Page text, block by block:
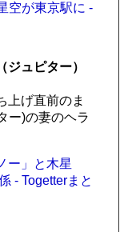
空が東京駅に -
ュピター）
上げ直前のま
ー)の妻のヘラ
ー」と木星
- Togetterまと